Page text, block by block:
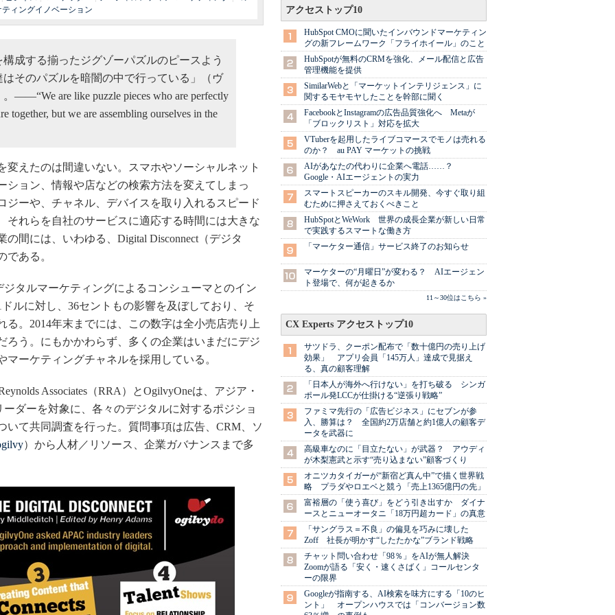
ィングイノベーション
成する揃ったジグゾーパズルのピースよう
そのパズルを暗闇の中で行っている」（ヴ
――“We are like puzzle pieces who are perfectly
together, but we are assembling ourselves in the
えたのは間違いない。スマホやソーシャルネット
ション、情報や店などの検索方法を変えてしまっ
ジーや、チャネル、デバイスを取り入れるスピード
それらを自社のサービスに適応する時間には大きな
間には、いわゆる、Digital Disconnect（デジタ
である。
タルマーケティングによるコンシューマとのイン
ルに対し、36セントもの影響を及ぼしており、そ
る。2014年末までには、この数字は全小売店売り上
ろう。にもかかわらず、多くの企業はいまだにデジ
ーケティングチャネルを採用している。
Associates（RRA）とOgilvyOneは、アジア・
ダーを対象に、各々のデジタルに対するポジショ
いて共同調査を行った。質問事項は広告、CRM、ソ
）から人材／リソース、企業ガバナンスまで多
アクセストップ10
HubSpot CMOに聞いたインバウンドマーケティン
グの新フレームワーク「フライホイール」のこと
HubSpotが無料のCRMを強化、メール配信と広告
管理機能を提供
SimilarWebと「マーケットインテリジェンス」に
関するモヤモヤしたことを幹部に聞く
FacebookとInstagramの広告品質強化へ Metaが
「ブロックリスト」対応を拡大
VTuberを起用したライブコマースでモノは売れる
のか？ au PAY マーケットの挑戦
AIがあなたの代わりに企業へ電話……？
Google・AIエージェントの実力
スマートスピーカーのスキル開発、今すぐ取り組
むために押さえておくべきこと
HubSpotとWeWork 世界の成長企業が新しい日常
で実践するスマートな働き方
「マーケター通信」サービス終了のお知らせ
マーケターの“月曜日”が変わる？ AIエージェン
ト登場で、何が起きるか
11～30位はこちら »
CX Experts アクセストップ10
サツドラ、クーポン配布で「数十億円の売り上げ
効果」 アプリ会員「145万人」達成で見据え
る、真の顧客理解
「日本人が海外へ行けない」を打ち破る シンガ
ポール発LCCが仕掛ける“逆張り戦略”
ファミマ先行の「広告ビジネス」にセブンが参
入、勝算は？ 全国約2万店舗と約1億人の顧客デ
ータを武器に
高級車なのに「目立たない」が武器？ アウディ
が木梨憲武と示す“売り込まない”顧客づくり
オニツカタイガーが“新宿ど真ん中”で描く世界戦
略 プラダやロエベと競う「売上1365億円の先」
富裕層の「使う喜び」をどう引き出すか ダイナ
ースとニューオータニ「18万円超カード」の真意
「サングラス＝不良」の偏見を巧みに壊した
Zoff 社長が明かす“したたかな”ブランド戦略
チャット問い合わせ「98％」をAIが無人解決
Zoomが語る「安く・速くさばく」コールセンタ
ーの限界
Googleが指南する、AI検索を味方にする「10のヒ
ント」 オープンハウスでは「コンバージョン数